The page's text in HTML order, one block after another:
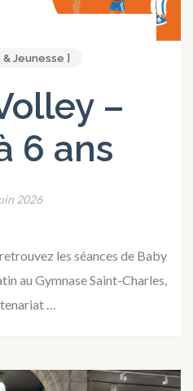
& Jeunesse ]
–
6 ans
2026
les séances de Baby
au Gymnase Saint-Charles,
…